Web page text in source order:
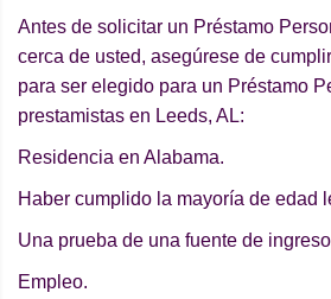
Antes de solicitar un Préstamo
cerca de usted, asegúrese de
para ser elegido para un Préstamo
prestamistas en Leeds, AL:
Residencia en Alabama.
Haber cumplido la mayoría de edad
Una prueba de una fuente de
Empleo.